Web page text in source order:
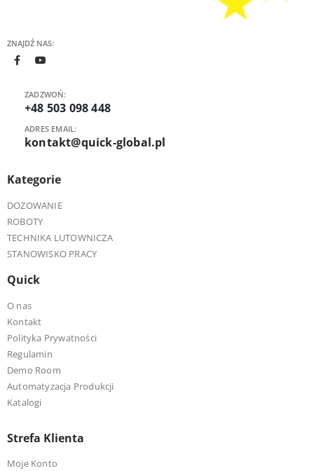
ZNAJDŹ NAS:
ZADZWOŃ:
+48 503 098 448
ADRES EMAIL:
kontakt@quick-global.pl
Kategorie
DOZOWANIE
ROBOTY
TECHNIKA LUTOWNICZA
STANOWISKO PRACY
Quick
O nas
Kontakt
Polityka Prywatności
Regulamin
Demo Room
Automatyzacja Produkcji
Katalogi
Strefa Klienta
Moje Konto